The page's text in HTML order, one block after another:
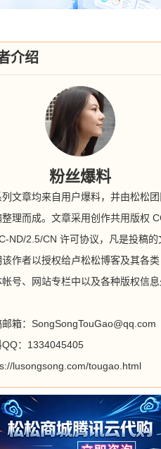
介绍
粉丝爆料
列文章均来自用户爆料，并由松松
整理而成。文章采用创作共用版权
ND/2.5/CN 许可协议，凡是投稿的
该作者以授权给卢松松博客及其各
帐号、网站专栏中以及各种版权信
邮箱：SongSongTouGao@qq.com
QQ：1334045405
lusongsong.com/tougao.html